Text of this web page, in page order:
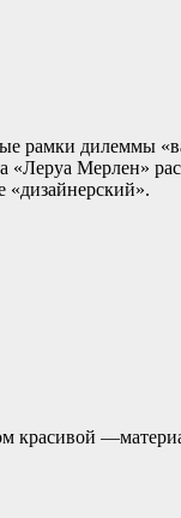
рамки дилеммы
Мерлен»
красивой